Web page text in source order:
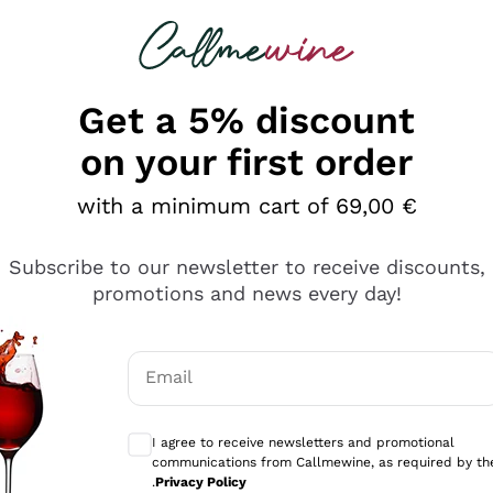
looking for
diversi e con un ampio range di prezzo. Le
Get a 5% discount
on your first order
with a minimum cart of 69,00 €
Subscribe to our newsletter to receive discounts,
promotions and news every day!
Email
I agree to receive newsletters and promotional
communications from Callmewine, as required by
.Privacy Policy